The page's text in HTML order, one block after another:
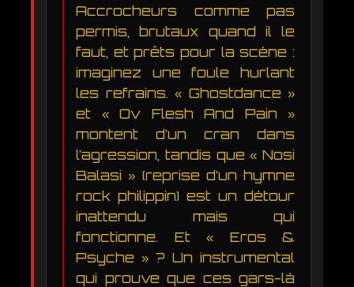
Accrocheurs comme pas
permis, brutaux quand il le
faut, et prêts pour la scène :
imaginez une foule hurlant
les refrains. « Ghostdance »
et « Ov Flesh And Pain »
montent d’un cran dans
l’agression, tandis que « Nosi
Balasi » (reprise d’un hymne
rock philippin) est un détour
inattendu mais qui
fonctionne. Et « Eros &
Psyche » ? Un instrumental
qui prouve que ces gars-là